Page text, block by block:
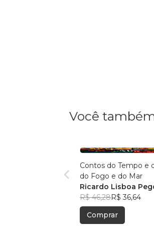
Você
Contos do Tempo e da Terra,
do Fogo e do Mar
Ricardo Lisboa
R$ 46,28R$ 36,64
Comprar